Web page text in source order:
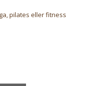
pilates eller fitness